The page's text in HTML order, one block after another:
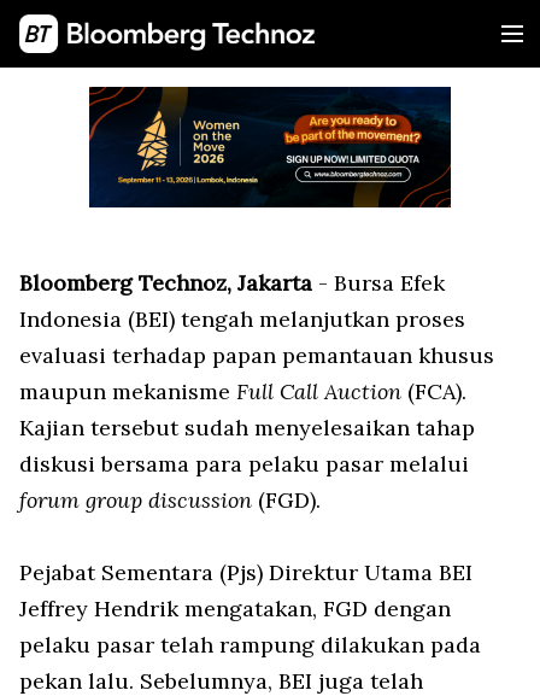
Bloomberg Technoz, Jakarta - Bursa Efek
Indonesia (BEI) tengah melanjutkan proses
evaluasi terhadap papan pemantauan khusus
maupun mekanisme Full Call Auction (FCA).
Kajian tersebut sudah menyelesaikan tahap
diskusi bersama para pelaku pasar melalui
forum group discussion (FGD).
Pejabat Sementara (Pjs) Direktur Utama BEI
Jeffrey Hendrik mengatakan, FGD dengan
pelaku pasar telah rampung dilakukan pada
pekan lalu. Sebelumnya, BEI juga telah